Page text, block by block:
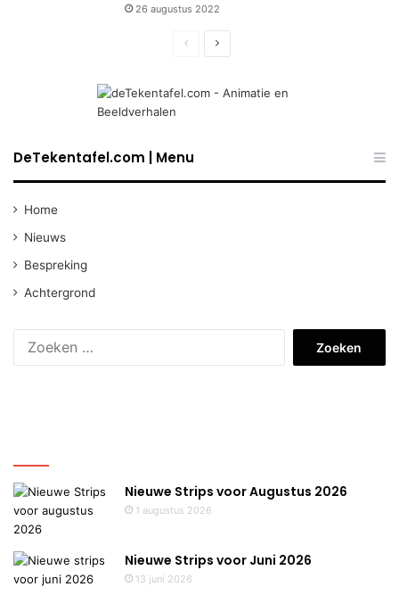
26 augustus 2022
PreviousNext
DeTekentafel.com | Menu
Home
Nieuws
Bespreking
Achtergrond
Nieuwe Strips voor Augustus 2026
1 augustus 2026
Nieuwe Strips voor Juni 2026
13 juni 2026